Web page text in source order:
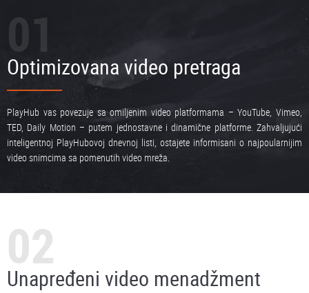
01
Optimizovana video pretraga
PlayHub vas povezuje sa omiljenim video platformama – YouTube, Vimeo,
TED, Daily Motion – putem jednostavne i dinamične platforme. Zahvaljujući
inteligentnoj PlayHubovoj dnevnoj listi, ostajete informisani o najpoularnijim
video snimcima sa pomenutih video mreža.
02
Unapređeni video menadžment